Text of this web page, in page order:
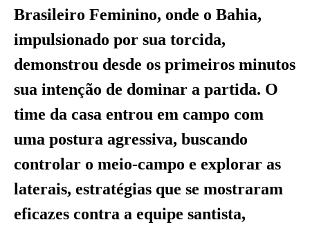
Brasileiro Feminino, onde o Bahia,
impulsionado por sua torcida,
demonstrou desde os primeiros minutos
sua intenção de dominar a partida. O
time da casa entrou em campo com
uma postura agressiva, buscando
controlar o meio-campo e explorar as
laterais, estratégias que se mostraram
eficazes contra a equipe santista,